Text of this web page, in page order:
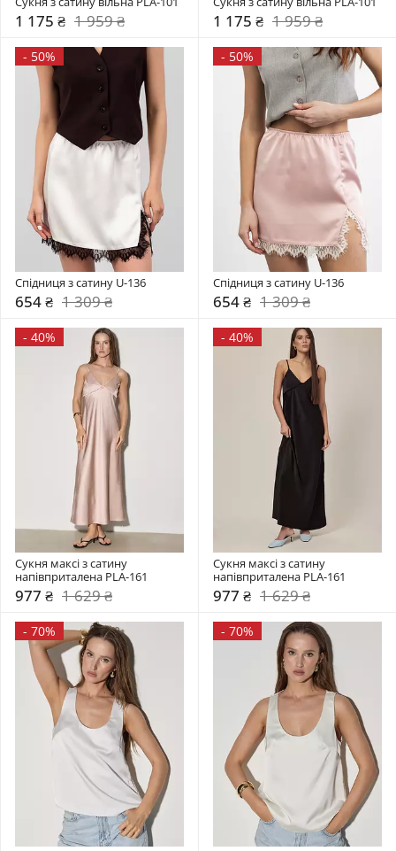
1 175 ₴ 1 959 ₴ 1 175 ₴ 1 959 ₴
- 50%
Спідниця з сатину U-136
654 ₴ 1 309 ₴
- 50%
Спідниця з сатину U-136
654 ₴ 1 309 ₴
- 40%
Сукня максі з сатину
напівприталена PLA-161
977 ₴ 1 629 ₴
- 40%
Сукня максі з сатину
напівприталена PLA-161
977 ₴ 1 629 ₴
- 70% - 70%